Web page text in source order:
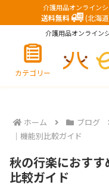
介護用品オンライン
送料無料
(北海
介護用品オンライン
カテゴリー
ホーム ブログ
｜機能別比較ガイド
秋の行楽におす
比較ガイド